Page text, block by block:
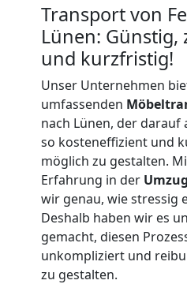
Transport von
Lünen: Günstig,
und kurzfristig!
Unser Unternehmen
umfassenden
nach Lünen, der darauf
so kosteneffizient und
möglich zu gestalten.
Erfahrung in der
wir genau, wie stressig
Deshalb haben wir es
gemacht, diesen
unkompliziert und
zu gestalten.